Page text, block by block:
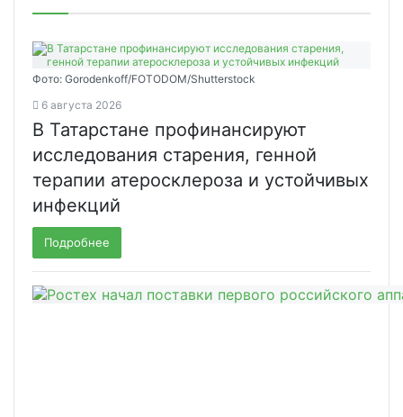
Фото: Gorodenkoff/FOTODOM/Shutterstock
6 августа 2026
В Татарстане профинансируют
исследования старения, генной
терапии атеросклероза и устойчивых
инфекций
Подробнее